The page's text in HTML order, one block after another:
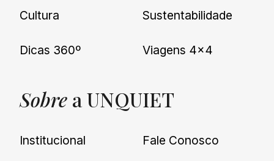
Cultura
Dicas 360º
Sustentabilidade
Viagens 4×4
Sobre a UNQUIET
Institucional Fale Conosco